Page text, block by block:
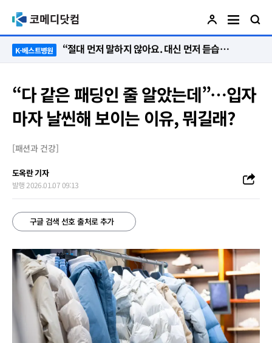
K-베스트병원 “절대 먼저 말하지 않아요. 대신 먼저 듣습니다”
“다 같은 패딩인 줄 알았는데”…입자
마자 날씬해 보이는 이유, 뭐길래?
[패션과 건강]
도옥란 기자
발행 2026.01.07 09:13
구글 검색 선호 출처로 추가